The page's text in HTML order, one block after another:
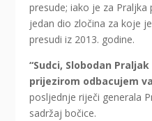
presude; iako je za
jedan dio zločina za koje
presudi iz 2013. godine.
“Sudci, Slobodan
prijezirom odbacujem
posljednje riječi generala
sadržaj bočice.